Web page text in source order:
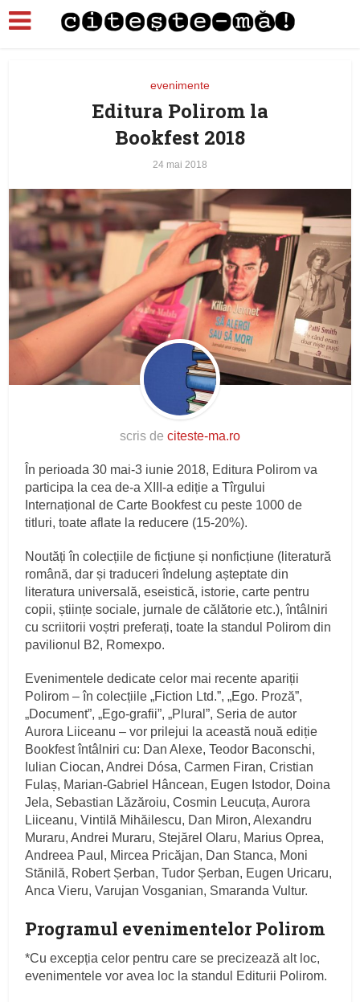
evenimente
Editura Polirom la
Bookfest 2018
24 mai 2018
scris de citeste-ma.ro
În perioada 30 mai-3 iunie 2018, Editura Polirom va
participa la cea de-a XIII-a ediție a Tîrgului
Internațional de Carte Bookfest cu peste 1000 de
titluri, toate aflate la reducere (15-20%).
Noutăți în colecțiile de ficțiune și nonficțiune (literatură
română, dar și traduceri îndelung așteptate din
literatura universală, eseistică, istorie, carte pentru
copii, științe sociale, jurnale de călătorie etc.), întâlniri
cu scriitorii voștri preferați, toate la standul Polirom din
pavilionul B2, Romexpo.
Evenimentele dedicate celor mai recente apariții
Polirom – în colecțiile „Fiction Ltd.”, „Ego. Proză”,
„Document”, „Ego-grafii”, „Plural”, Seria de autor
Aurora Liiceanu – vor prilejui la această nouă ediție
Bookfest întâlniri cu: Dan Alexe, Teodor Baconschi,
Iulian Ciocan, Andrei Dósa, Carmen Firan, Cristian
Fulaș, Marian-Gabriel Hâncean, Eugen Istodor, Doina
Jela, Sebastian Lăzăroiu, Cosmin Leucuța, Aurora
Liiceanu, Vintilă Mihăilescu, Dan Miron, Alexandru
Muraru, Andrei Muraru, Stejărel Olaru, Marius Oprea,
Andreea Paul, Mircea Pricăjan, Dan Stanca, Moni
Stănilă, Robert Șerban, Tudor Șerban, Eugen Uricaru,
Anca Vieru, Varujan Vosganian, Smaranda Vultur.
Programul evenimentelor Polirom
*Cu excepția celor pentru care se precizează alt loc,
evenimentele vor avea loc la standul Editurii Polirom.